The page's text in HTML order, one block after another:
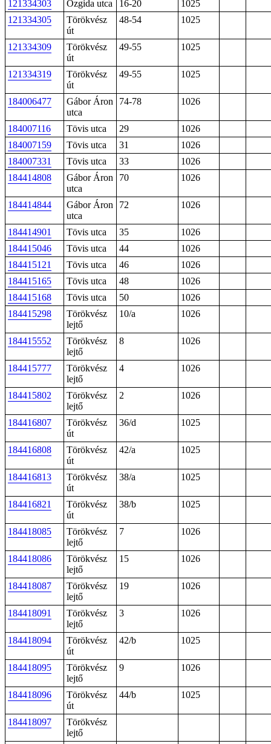
121334303 Őzgida utca 16-20
1025
121334305
Törökvész
út
48-54 1025
121334309
Törökvész
út
49-55 1025
121334319
Törökvész
út
49-55 1025
184006477
Gábor Áron
utca
74-78 1026
184007116 Tövis utca 29
1026
184007159
Tövis utca 31
1026
184007331
Tövis utca 33
1026
184414808
Gábor Áron
utca
70 1026
184414844
Gábor Áron
utca
72 1026
184414901 Tövis utca 35
1026
184415046
Tövis utca 44
1026
184415121
Tövis utca 46
1026
184415165
Tövis utca 48
1026
184415168
Tövis utca 50
1026
184415298
Törökvész
lejtő
10/a 1026
184415552
Törökvész
lejtő
8 1026
184415777
Törökvész
lejtő
4 1026
184415802
Törökvész
lejtő
2 1026
184416807
Törökvész
út
36/d 1025
184416808
Törökvész
út
42/a 1025
184416813
Törökvész
út
38/a 1025
184416821
Törökvész
út
38/b 1025
184418085
Törökvész
lejtő
7 1026
184418086
Törökvész
lejtő
15 1026
184418087
Törökvész
lejtő
19 1026
184418091
Törökvész
lejtő
3 1026
184418094
Törökvész
út
42/b 1025
184418095
Törökvész
lejtő
9 1026
184418096
Törökvész
út
44/b 1025
184418097
Törökvész
lejtő